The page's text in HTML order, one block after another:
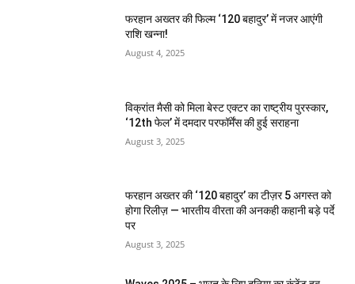
फरहान अख्तर की फिल्म ‘120 बहादुर’ में नजर आएंगी
राशि खन्ना!
August 4, 2025
विक्रांत मैसी को मिला बेस्ट एक्टर का राष्ट्रीय पुरस्कार,
‘12th फेल’ में दमदार परफॉर्मेंस की हुई सराहना
August 3, 2025
फरहान अख्तर की ‘120 बहादुर’ का टीज़र 5 अगस्त को
होगा रिलीज़ — भारतीय वीरता की अनकही कहानी बड़े पर्दे
पर
August 3, 2025